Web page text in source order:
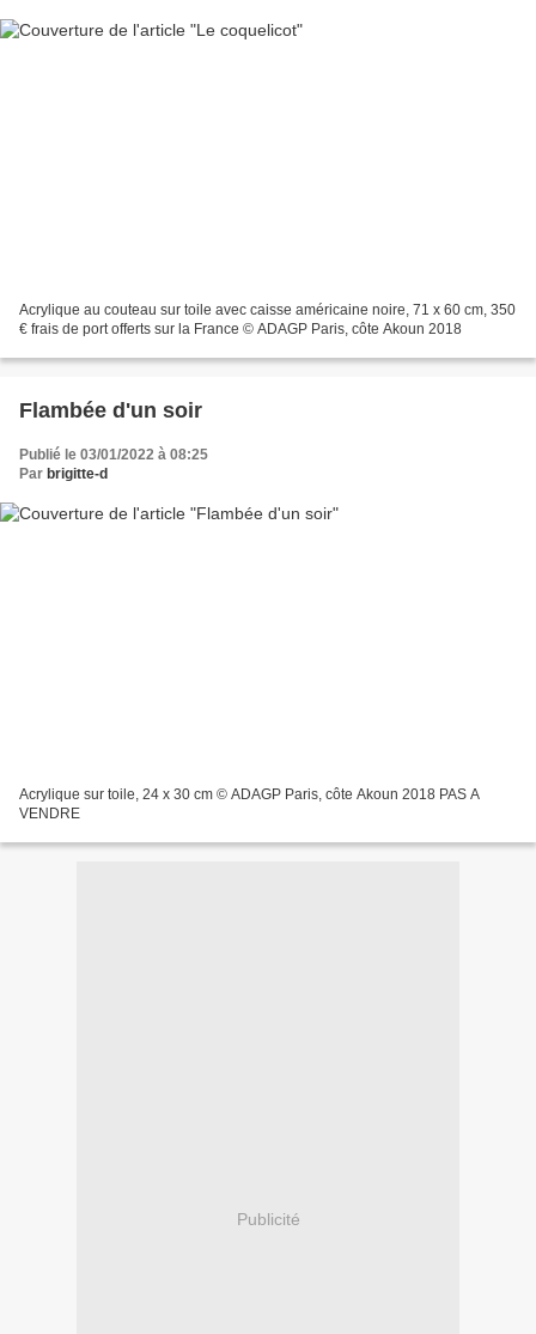
Acrylique au couteau sur toile avec caisse américaine noire, 71 x 60 cm, 350
€ frais de port offerts sur la France © ADAGP Paris, côte Akoun 2018
Flambée d'un soir
Publié le 03/01/2022 à 08:25
Par brigitte-d
Acrylique sur toile, 24 x 30 cm © ADAGP Paris, côte Akoun 2018 PAS A
VENDRE
Publicité